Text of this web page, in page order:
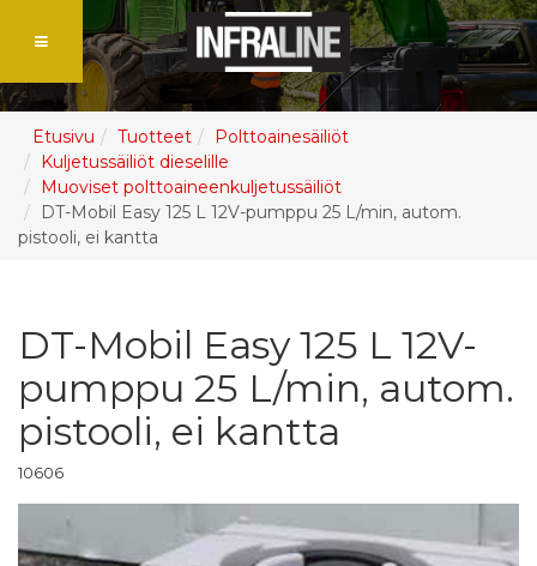
Etusivu Tuotteet
Polttoainesäiliöt
Kuljetussäiliöt dieselille
Muoviset polttoaineenkuljetussäiliöt
DT-Mobil Easy 125 L 12V-pumppu 25 L/min, autom.
pistooli, ei kantta
DT-Mobil Easy 125 L 12V-
pumppu 25 L/min, autom.
pistooli, ei kantta
10606